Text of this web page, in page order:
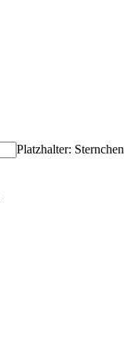
Platzhalter: